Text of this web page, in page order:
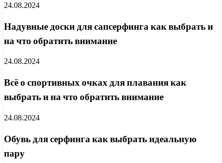
24.08.2024
Надувные доски для сапсерфинга как выбрать и
на что обратить внимание
24.08.2024
Всё о спортивных очках для плавания как
выбрать и на что обратить внимание
24.08.2024
Обувь для серфинга как выбрать идеальную
пару